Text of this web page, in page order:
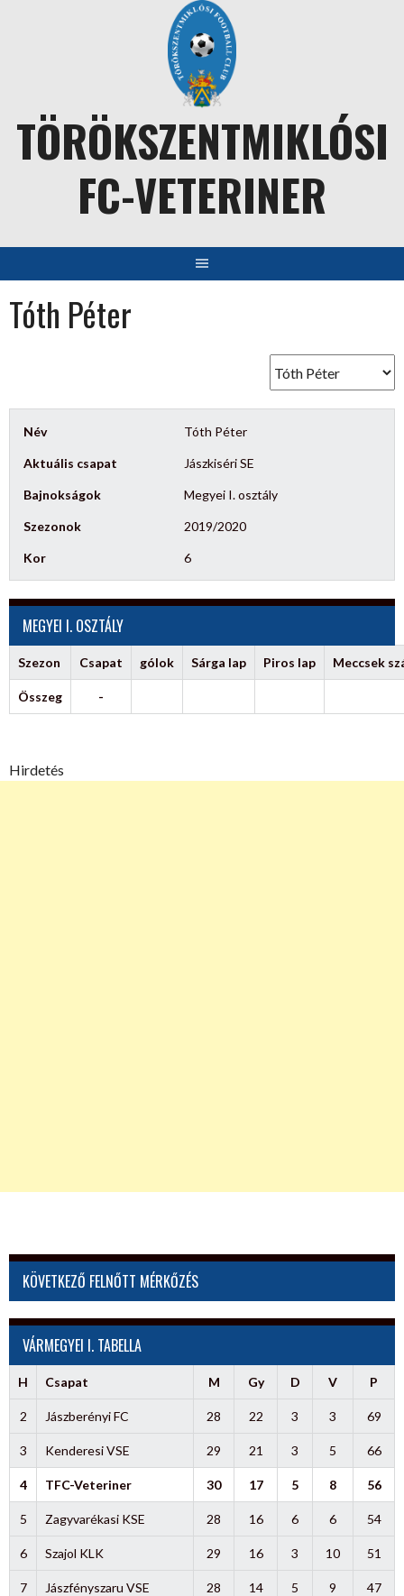
TÖRÖKSZENTMIKLÓSI
FC-VETERINER
Tóth Péter
Név Tóth Péter
Aktuális csapat Jászkiséri SE
Bajnokságok Megyei I. osztály
Szezonok 2019/2020
Kor 6
MEGYEI I. OSZTÁLY
Szezon Csapat gólok Sárga lap Piros lap Meccsek
Összeg -
Hirdetés
KÖVETKEZŐ FELNŐTT MÉRKŐZÉS
VÁRMEGYEI I. TABELLA
H Csapat M Gy D V P
2 Jászberényi FC 28 22 3 3 69
3 Kenderesi VSE 29 21 3 5 66
4 TFC-Veteriner 30 17 5 8 56
5 Zagyvarékasi KSE 28 16 6 6 54
6 Szajol KLK 29 16 3 10 51
7 Jászfényszaru VSE 28 14 5 9 47